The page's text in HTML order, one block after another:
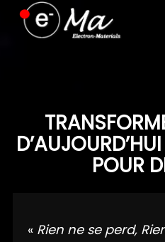
Skip
POUR
« Rien ne se perd,